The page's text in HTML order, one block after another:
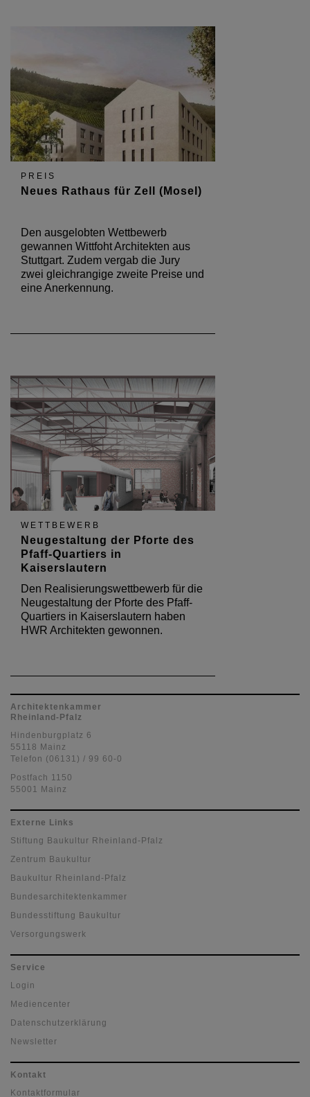
PREIS
Neues Rathaus für Zell (Mosel)
Den ausgelobten Wettbewerb
gewannen Wittfoht Architekten aus
Stuttgart. Zudem vergab die Jury
zwei gleichrangige zweite Preise und
eine Anerkennung.
WETTBEWERB
Neugestaltung der Pforte des
Pfaff-Quartiers in
Kaiserslautern
Den Realisierungswettbewerb für die
Neugestaltung der Pforte des Pfaff-
Quartiers in Kaiserslautern haben
HWR Architekten gewonnen.
Architektenkammer
Rheinland-Pfalz
Hindenburgplatz 6
55118 Mainz
Telefon (06131) / 99 60-0
Postfach 1150
55001 Mainz
Externe Links
Stiftung Baukultur Rheinland-Pfalz
Zentrum Baukultur
Baukultur Rheinland-Pfalz
Bundesarchitektenkammer
Bundesstiftung Baukultur
Versorgungswerk
Service
Login
Mediencenter
Datenschutzerklärung
Newsletter
Kontakt
Kontaktformular